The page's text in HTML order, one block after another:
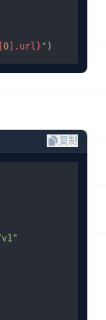
0 ].url} "
复制